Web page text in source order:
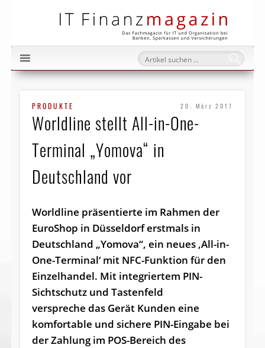
PRODUKTE 20. März 2017
Worldline stellt All-in-One-
Terminal „Yomova“ in
Deutschland vor
Worldline präsentierte im Rahmen der
EuroShop in Düsseldorf erstmals in
Deutschland „Yomova“, ein neues ‚All-in-
One-Terminal‘ mit NFC-Funktion für den
Einzelhandel. Mit integriertem PIN-
Sichtschutz und Tastenfeld
verspreche das Gerät Kunden eine
komfortable und sichere PIN-Eingabe bei
der Zahlung im POS-Bereich des